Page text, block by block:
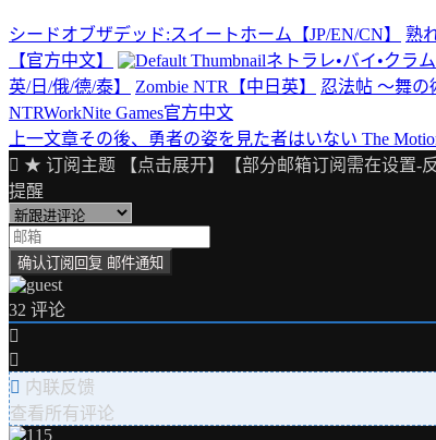
シードオブザデッド:スイートホーム【JP/EN/CN】 熟
【官方中文】
ネトラレ•バイ•クラ
英/日/俄/德/泰】
Zombie NTR【中日英】 忍法帖 ～舞の
NTRWorkNite Games官方中文
文
章
导
航
上一文章その後、勇者の姿を見た者はいない The
★ 订阅主题 【点击展开】【部分邮箱订阅需在设置-
提醒
32 评论
内联反馈
查看所有评论